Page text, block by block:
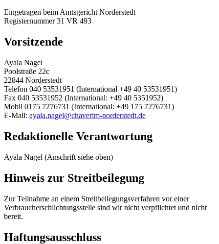
Eingetragen beim Amtsgericht Norderstedt
Registernummer 31 VR 493
Vorsitzende
Ayala Nagel
Poolstraße 22c
22844 Norderstedt
Telefon 040 53531951 (International +49 40 53531951)
Fax 040 53531952 (International: +49 40 5351952)
Mobil 0175 7276731 (International: +49 175 7276731)
E-Mail: ayala.nagel@chaverim-norderstedt.de
Redaktionelle Verantwortung
Ayala Nagel (Anschrift siehe oben)
Hinweis zur Streitbeilegung
Zur Teilnahme an einem Streitbeilegungsverfahren vor einer
Verbraucherschlichtungsstelle sind wir nicht verpflichtet und nicht
bereit.
Haftungsausschluss